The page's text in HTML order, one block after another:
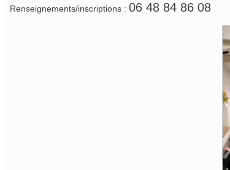
Renseignements/inscriptions : 06 48 84 86 08